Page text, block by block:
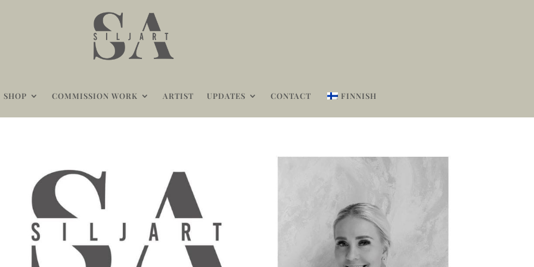
SHOP COMMISSION WORK ARTIST UPDATES CONTACT FINNISH